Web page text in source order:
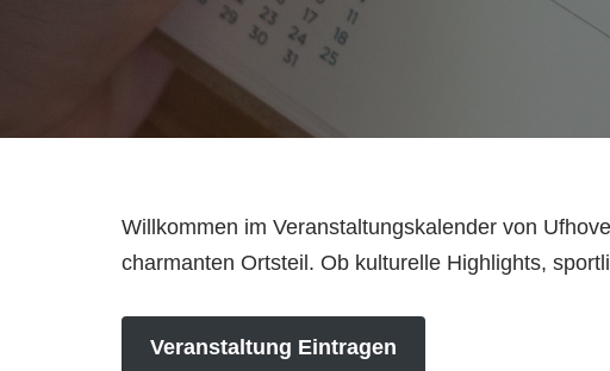
Willkommen im Veranstaltungskalender von
charmanten Ortsteil. Ob kulturelle Highlights,
Veranstaltung Eintragen